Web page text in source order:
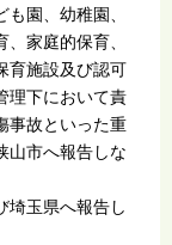
園、幼稚園、
家庭的保育、
育施設及び認可
理下において責
事故といった重
山市へ報告しな
埼玉県へ報告し